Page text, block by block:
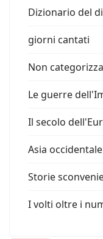
Dizionario del
giorni cantati
Non
Le guerre
Il secolo
Asia occidentale
Storie
I volti oltre i